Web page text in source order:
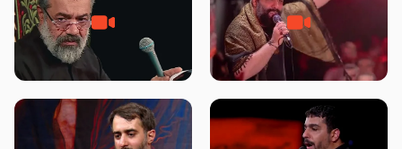
جانا جانا ابی عبدالله – کربلایی جواد
مقدم – شب هشتم محرم 1448 –
مادر منم مثل تو خمیدم – حاج
محمود کریمی – شهادت حضرت
هیئت رایة العباس علیه السلام